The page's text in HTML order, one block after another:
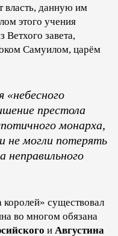
власть, данную им
этого учения
Ветхого завета,
Самуилом, царём
«небесного
престола
монарха,
не могли потерять
неправильного
существовал
во многом обязана
и Августина